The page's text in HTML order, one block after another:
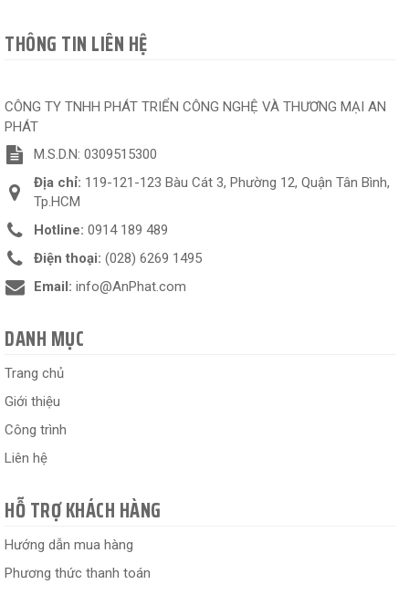
THÔNG TIN LIÊN HỆ
CÔNG TY TNHH PHÁT TRIỂN CÔNG NGHỆ VÀ THƯƠNG MẠI AN
PHÁT
M.S.D.N: 0309515300
Địa chỉ: 119-121-123 Bàu Cát 3, Phường 12, Quận Tân Bình,
Tp.HCM
Hotline: 0914 189 489
Điện thoại: (028) 6269 1495
Email: info@AnPhat.com
DANH MỤC
Trang chủ
Giới thiệu
Công trình
Liên hệ
HỖ TRỢ KHÁCH HÀNG
Hướng dẫn mua hàng
Phương thức thanh toán